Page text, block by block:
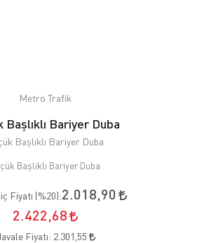
Metro Trafik
Başlıklı Bariyer Duba
Başlıklı Bariyer Duba
Başlıklı Bariyer Duba
Fiyatı (%20):2.018,90
2.422,68
Fiyatı: 2.301,55